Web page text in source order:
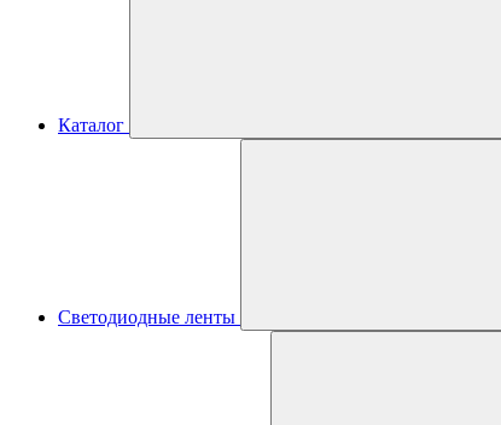
Каталог
Светодиодные ленты